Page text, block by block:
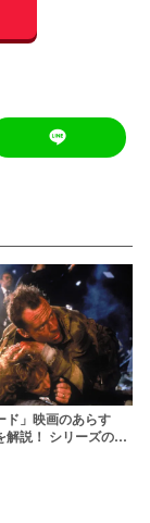
ド」映画のあらす
解説！ シリーズのキ